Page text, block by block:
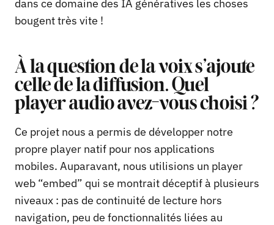
dans ce domaine des IA génératives les choses
bougent très vite !
À la question de la voix s’ajoute
celle de la diffusion. Quel
player audio avez-vous choisi ?
Ce projet nous a permis de développer notre
propre player natif pour nos applications
mobiles. Auparavant, nous utilisions un player
web “embed” qui se montrait déceptif à plusieurs
niveaux : pas de continuité de lecture hors
navigation, peu de fonctionnalités liées au